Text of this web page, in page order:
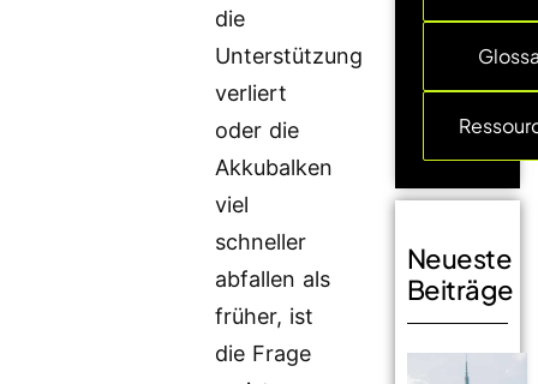
die
Unterstützung
verliert
oder die
Akkubalken
viel
schneller
abfallen als
früher, ist
die Frage
Neueste
Beiträge